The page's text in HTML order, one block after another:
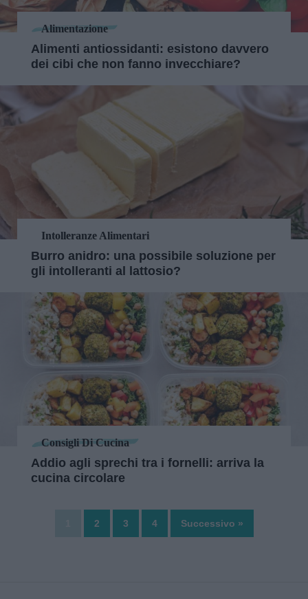
Alimentazione
Alimenti antiossidanti: esistono davvero
dei cibi che non fanno invecchiare?
Intolleranze Alimentari
Burro anidro: una possibile soluzione per
gli intolleranti al lattosio?
Consigli Di Cucina
Addio agli sprechi tra i fornelli: arriva la
cucina circolare
2 3 4 Successivo »